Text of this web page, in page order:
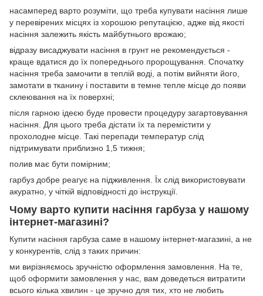
насамперед варто розуміти, що треба купувати насіння лише
у перевірених місцях із хорошою репутацією, адже від якості
насіння залежить якість майбутнього врожаю;
відразу висаджувати насіння в грунт не рекомендується -
краще вдатися до їх попереднього пророщування. Спочатку
насіння треба замочити в теплій воді, а потім вийняти його,
замотати в тканину і поставити в темне тепле місце до появи
склеювання на їх поверхні;
після гарною ідеєю буде провести процедуру загартовування
насіння. Для цього треба дістати їх та перемістити у
прохолодне місце. Такі перепади температур слід
підтримувати приблизно 1,5 тижня;
полив має бути помірним;
гарбуз добре реагує на підживлення. Їх слід використовувати
акуратно, у чіткій відповідності до інструкції.
Чому варто купити насіння гарбуза у нашому
інтернет-магазині?
Купити насіння гарбуза саме в нашому інтернет-магазині, а не
у конкурентів, слід з таких причин:
ми вирізняємось зручністю оформлення замовлення. На те,
щоб оформити замовлення у нас, вам доведеться витратити
всього кілька хвилин - це зручно для тих, хто не любить